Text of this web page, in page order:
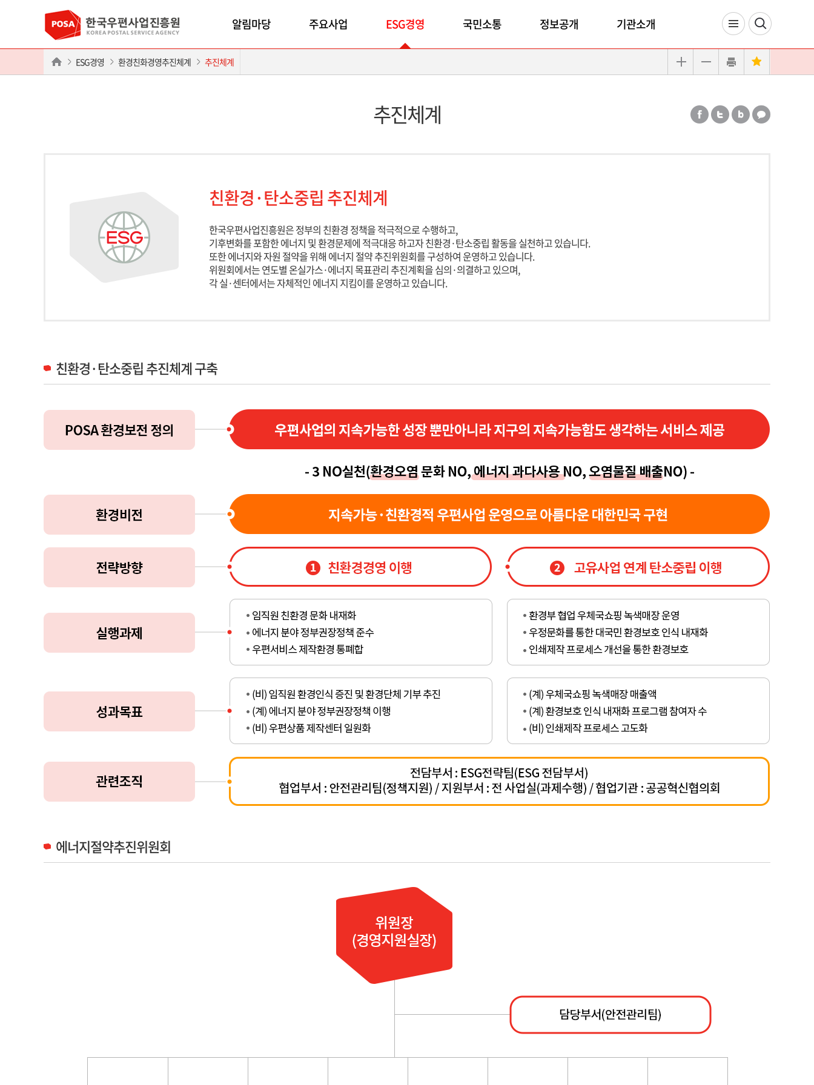
알림마당 주요사업 ESG경영 국민소통 정보공개 기관소개
ESG경영 환경친화경영추진체계 추진체계
추진체계
친환경·탄소중립 추진체계
한국우편사업진흥원은 정부의 친환경 정책을 적극적으로 수행하고,
기후변화를 포함한 에너지 및 환경문제에 적극대응 하고자 친환경·탄소중립 활동을 실천하고 있습니다.
또한 에너지와 자원 절약을 위해 에너지 절약 추진위원회를 구성하여 운영하고 있습니다.
위원회에서는 연도별 온실가스·에너지 목표관리 추진계획을 심의·의결하고 있으며,
각 실·센터에서는 자체적인 에너지 지킴이를 운영하고 있습니다.
친환경·탄소중립 추진체계 구축
에너지절약추진위원회